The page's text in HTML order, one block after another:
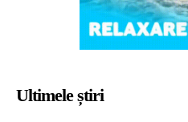
Ultimele știri